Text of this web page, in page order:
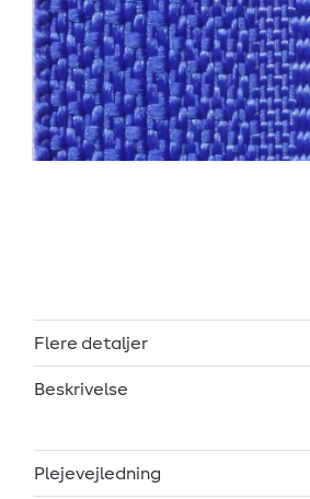
Flere detaljer
Beskrivelse
Plejevejledning